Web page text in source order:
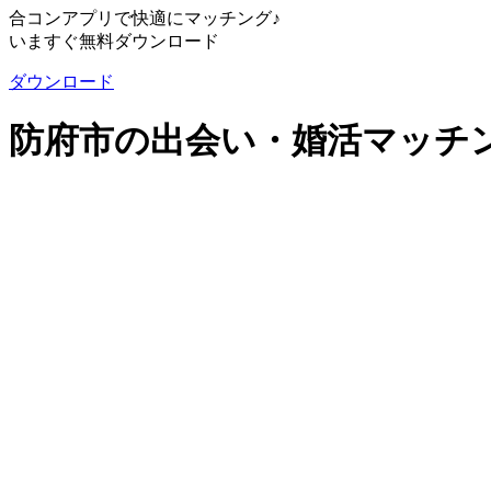
合コンアプリで快適にマッチング♪
いますぐ無料ダウンロード
ダウンロード
防府市の出会い・婚活マッチ